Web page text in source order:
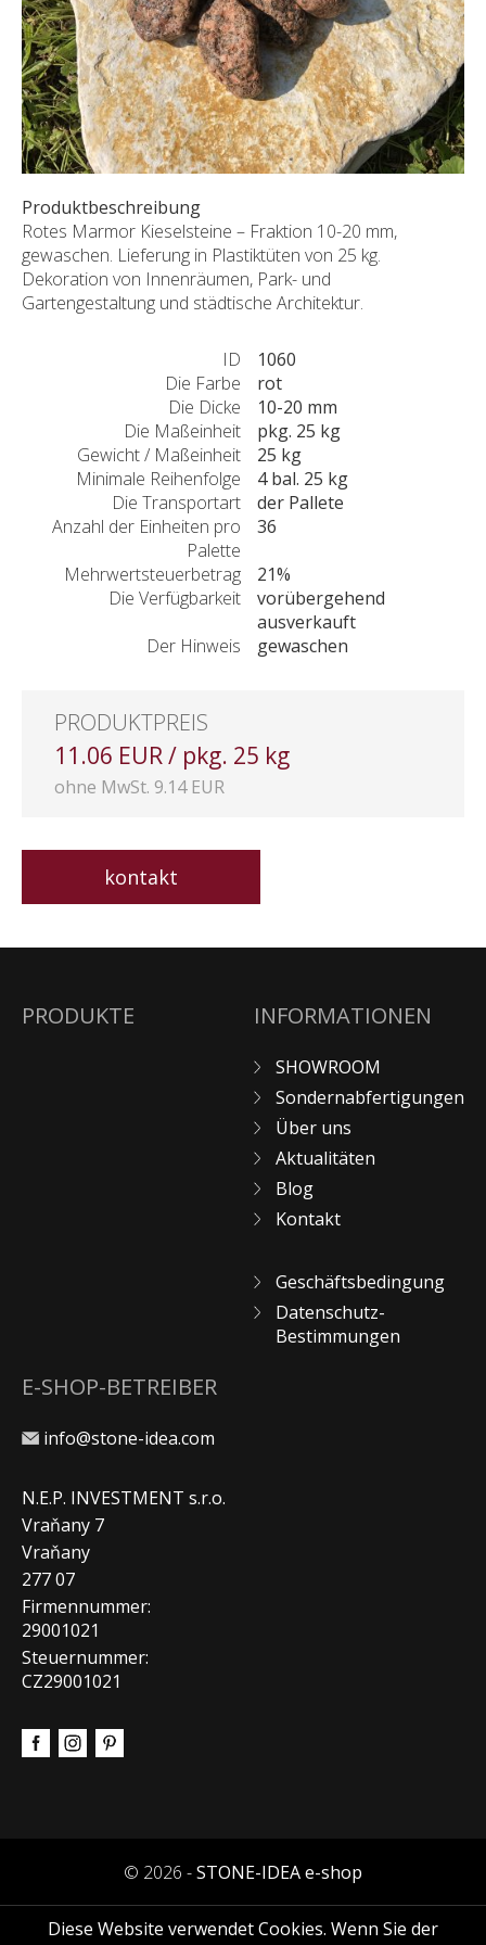
SONDERNABFERTIGUNGEN
ÜBER UNS
AKTUALITÄTEN
SHOWROOM
KONTAKT
Produktbeschreibung
Rotes Marmor Kieselsteine – Fraktion 10-20 mm,
gewaschen. Lieferung in Plastiktüten von 25 kg.
Dekoration von Innenräumen, Park- und
Gartengestaltung und städtische Architektur.
ID
1060
Die Farbe
rot
Die Dicke
10-20 mm
Die Maßeinheit
pkg. 25 kg
Gewicht / Maßeinheit
25 kg
Minimale Reihenfolge
4 bal. 25 kg
Die Transportart
der Pallete
Anzahl der Einheiten pro
Palette
36
Mehrwertsteuerbetrag
21%
Die Verfügbarkeit
vorübergehend
ausverkauft
Der Hinweis
gewaschen
PRODUKTPREIS
11.06 EUR / pkg. 25 kg
ohne MwSt. 9.14 EUR
kontakt
PRODUKTE INFORMATIONEN
SHOWROOM
Sondernabfertigungen
Über uns
Aktualitäten
Blog
Kontakt
Geschäftsbedingung
Datenschutz-
Bestimmungen
E-SHOP-BETREIBER
info@stone-idea.com
N.E.P. INVESTMENT s.r.o.
Vraňany 7
Vraňany
277 07
Firmennummer:
29001021
Steuernummer:
CZ29001021
© 2026 -STONE-IDEA e-shop
Diese Website verwendet Cookies. Wenn Sie der